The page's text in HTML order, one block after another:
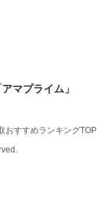
マプライム」
おすすめランキングTOP